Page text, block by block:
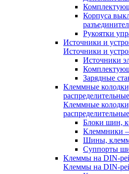
Корпуса
Рукоятки
Источники и
Источники и
Источники
Зарядные
Клеммные
распределительные
Клеммные
распределительные
Блоки шин,
Клеммники
Шины,
Суппорты
Клеммы на DIN-
Клеммы на DIN-